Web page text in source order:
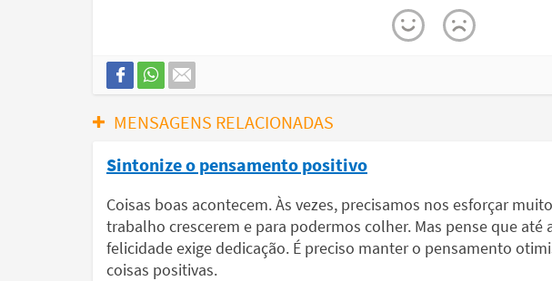
MENSAGENS RELACIONADAS
Sintonize o pensamento positivo
Coisas boas acontecem. Às vezes, precisamos nos esforçar
trabalho crescerem e para podermos colher. Mas pense que até
felicidade exige dedicação. É preciso manter o pensamento
coisas positivas.